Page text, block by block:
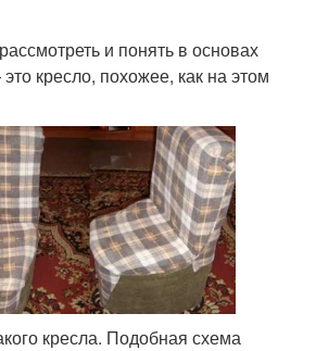
и понять в основах
кресло, похожее, как на этом
кресла. Подобная схема